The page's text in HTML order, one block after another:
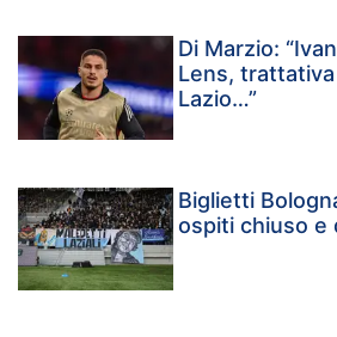
Di Marzio:
Lens,
Lazio…”
Biglietti
ospiti chiuso e